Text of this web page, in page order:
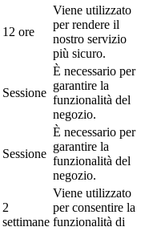
12 ore
Viene utilizzato
per rendere il
nostro servizio
più sicuro.
Sessione
È necessario per
garantire la
funzionalità del
negozio.
Sessione
È necessario per
garantire la
funzionalità del
negozio.
2
settimane
Viene utilizzato
per consentire la
funzionalità di